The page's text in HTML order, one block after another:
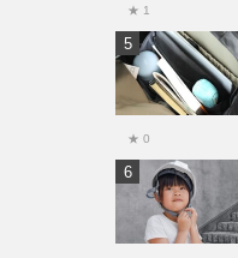
★ 1
★ 0